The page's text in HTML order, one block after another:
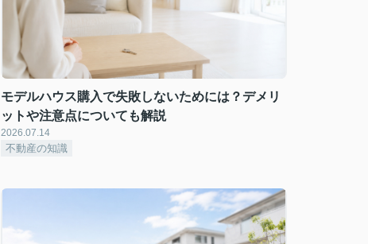
モデルハウス購入で失敗しないためには？デメリ
ットや注意点についても解説
2026.07.14
不動産の知識